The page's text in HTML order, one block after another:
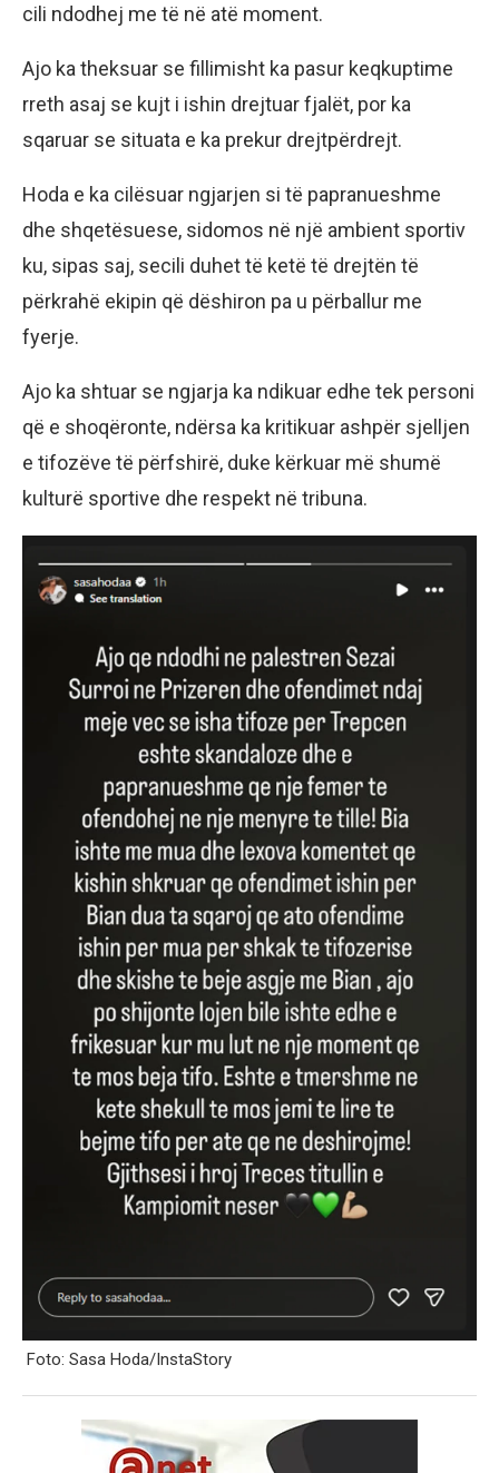
cili ndodhej me të në atë moment.
Ajo ka theksuar se fillimisht ka pasur keqkuptime
rreth asaj se kujt i ishin drejtuar fjalët, por ka
sqaruar se situata e ka prekur drejtpërdrejt.
Hoda e ka cilësuar ngjarjen si të papranueshme
dhe shqetësuese, sidomos në një ambient sportiv
ku, sipas saj, secili duhet të ketë të drejtën të
përkrahë ekipin që dëshiron pa u përballur me
fyerje.
Ajo ka shtuar se ngjarja ka ndikuar edhe tek personi
që e shoqëronte, ndërsa ka kritikuar ashpër sjelljen
e tifozëve të përfshirë, duke kërkuar më shumë
kulturë sportive dhe respekt në tribuna.
Foto: Sasa Hoda/InstaStory